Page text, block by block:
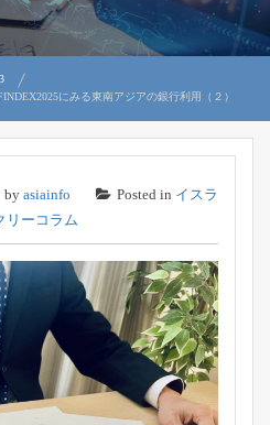
にみる東南アジアの銀行利用（２）
by asiainfo Posted in イスラ
リーコラム